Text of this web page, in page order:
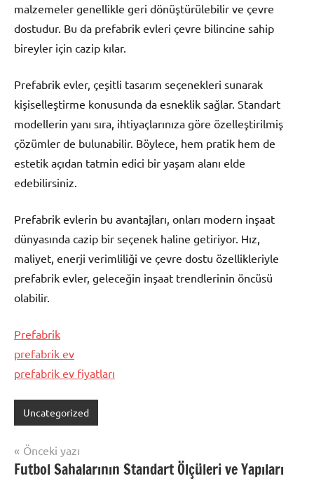
malzemeler genellikle geri dönüştürülebilir ve çevre
dostudur. Bu da prefabrik evleri çevre bilincine sahip
bireyler için cazip kılar.
Prefabrik evler, çeşitli tasarım seçenekleri sunarak
kişiselleştirme konusunda da esneklik sağlar. Standart
modellerin yanı sıra, ihtiyaçlarınıza göre özelleştirilmiş
çözümler de bulunabilir. Böylece, hem pratik hem de
estetik açıdan tatmin edici bir yaşam alanı elde
edebilirsiniz.
Prefabrik evlerin bu avantajları, onları modern inşaat
dünyasında cazip bir seçenek haline getiriyor. Hız,
maliyet, enerji verimliliği ve çevre dostu özellikleriyle
prefabrik evler, geleceğin inşaat trendlerinin öncüsü
olabilir.
Prefabrik
prefabrik ev
prefabrik ev fiyatları
Uncategorized
Yazı
gezinmesi
Önceki yazı
Futbol Sahalarının Standart Ölçüleri ve Yapıları